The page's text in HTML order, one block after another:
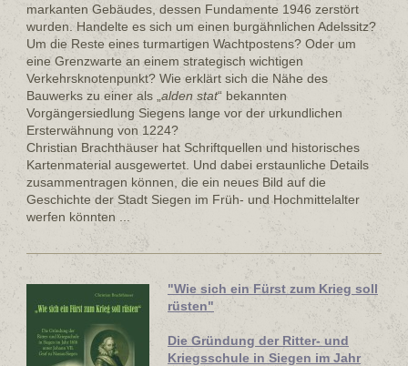
markanten Gebäudes, dessen Fundamente 1946 zerstört
wurden. Handelte es sich um einen burgähnlichen Adelssitz?
Um die Reste eines turmartigen Wachtpostens? Oder um
eine Grenzwarte an einem strategisch wichtigen
Verkehrsknotenpunkt? Wie erklärt sich die Nähe des
Bauwerks zu einer als „ alden stat“ bekannten
Vorgängersiedlung Siegens lange vor der urkundlichen
Ersterwähnung von 1224?
Christian Brachthäuser hat Schriftquellen und historisches
Kartenmaterial ausgewertet. Und dabei erstaunliche Details
zusammentragen können, die ein neues Bild auf die
Geschichte der Stadt Siegen im Früh- und Hochmittelalter
werfen könnten ...
"Wie sich ein Fürst zum Krieg soll
rüsten"
Die Gründung der Ritter- und
Kriegsschule in Siegen im Jahr